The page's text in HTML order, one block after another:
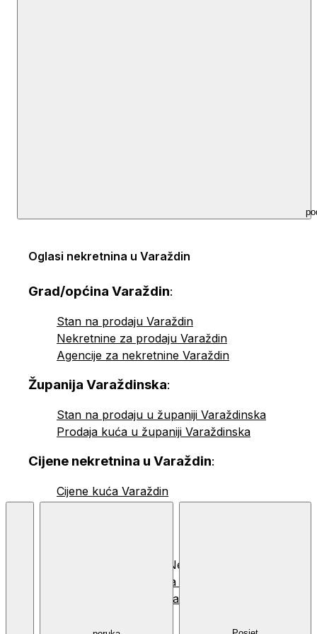
Oglasi nekretnina u Varaždin
Grad/općina Varaždin:
Stan na prodaju Varaždin
Nekretnine za prodaju Varaždin
Agencije za nekretnine Varaždin
Županija Varaždinska:
Stan na prodaju u županiji Varaždinska
Prodaja kuća u županiji Varaždinska
Cijene nekretnina u Varaždin:
Cijene kuća Varaždin
© 2026 Nekretnine.hr |
Politika privatnosti
kolačića